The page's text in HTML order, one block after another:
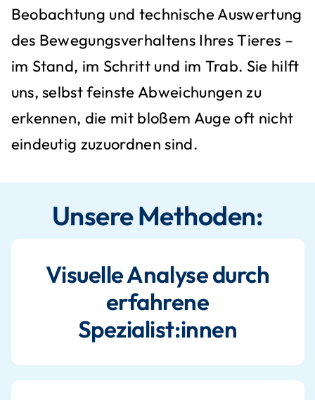
Beobachtung und technische Auswertung
des Bewegungsverhaltens Ihres Tieres –
im Stand, im Schritt und im Trab. Sie hilft
uns, selbst feinste Abweichungen zu
erkennen, die mit bloßem Auge oft nicht
eindeutig zuzuordnen sind.
Unsere Methoden:
Visuelle Analyse durch
erfahrene
Spezialist:innen